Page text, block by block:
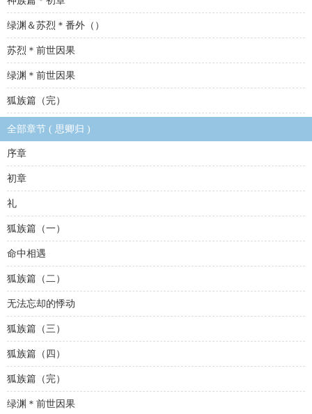
绿渊＆苏烈＊番外（）
苏烈＊前世因果
绿渊＊前世因果
狐族篇（完）
全部章节 ( 思卿归 )
序章
初章
礼
狐族篇（一）
命中相遇
狐族篇（二）
无法忘却的悸动
狐族篇（三）
狐族篇（四）
狐族篇（完）
绿渊＊前世因果